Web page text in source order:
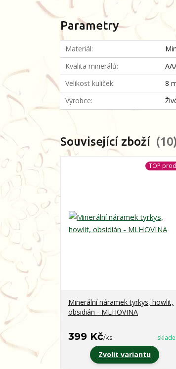
Parametry
Materiál
Kvalita minerálů
Velikost kuliček
8
Výrobce
Související zboží 10
TOP
Minerální náramek tyrkys, howlit,
obsidián - MLHOVINA
399 Kč/ks
Zvolit variantu